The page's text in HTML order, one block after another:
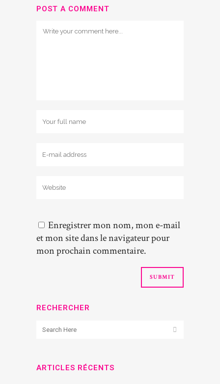
POST A COMMENT
Enregistrer mon nom, mon e-mail
et mon site dans le navigateur pour
mon prochain commentaire.
RECHERCHER
ARTICLES RÉCENTS